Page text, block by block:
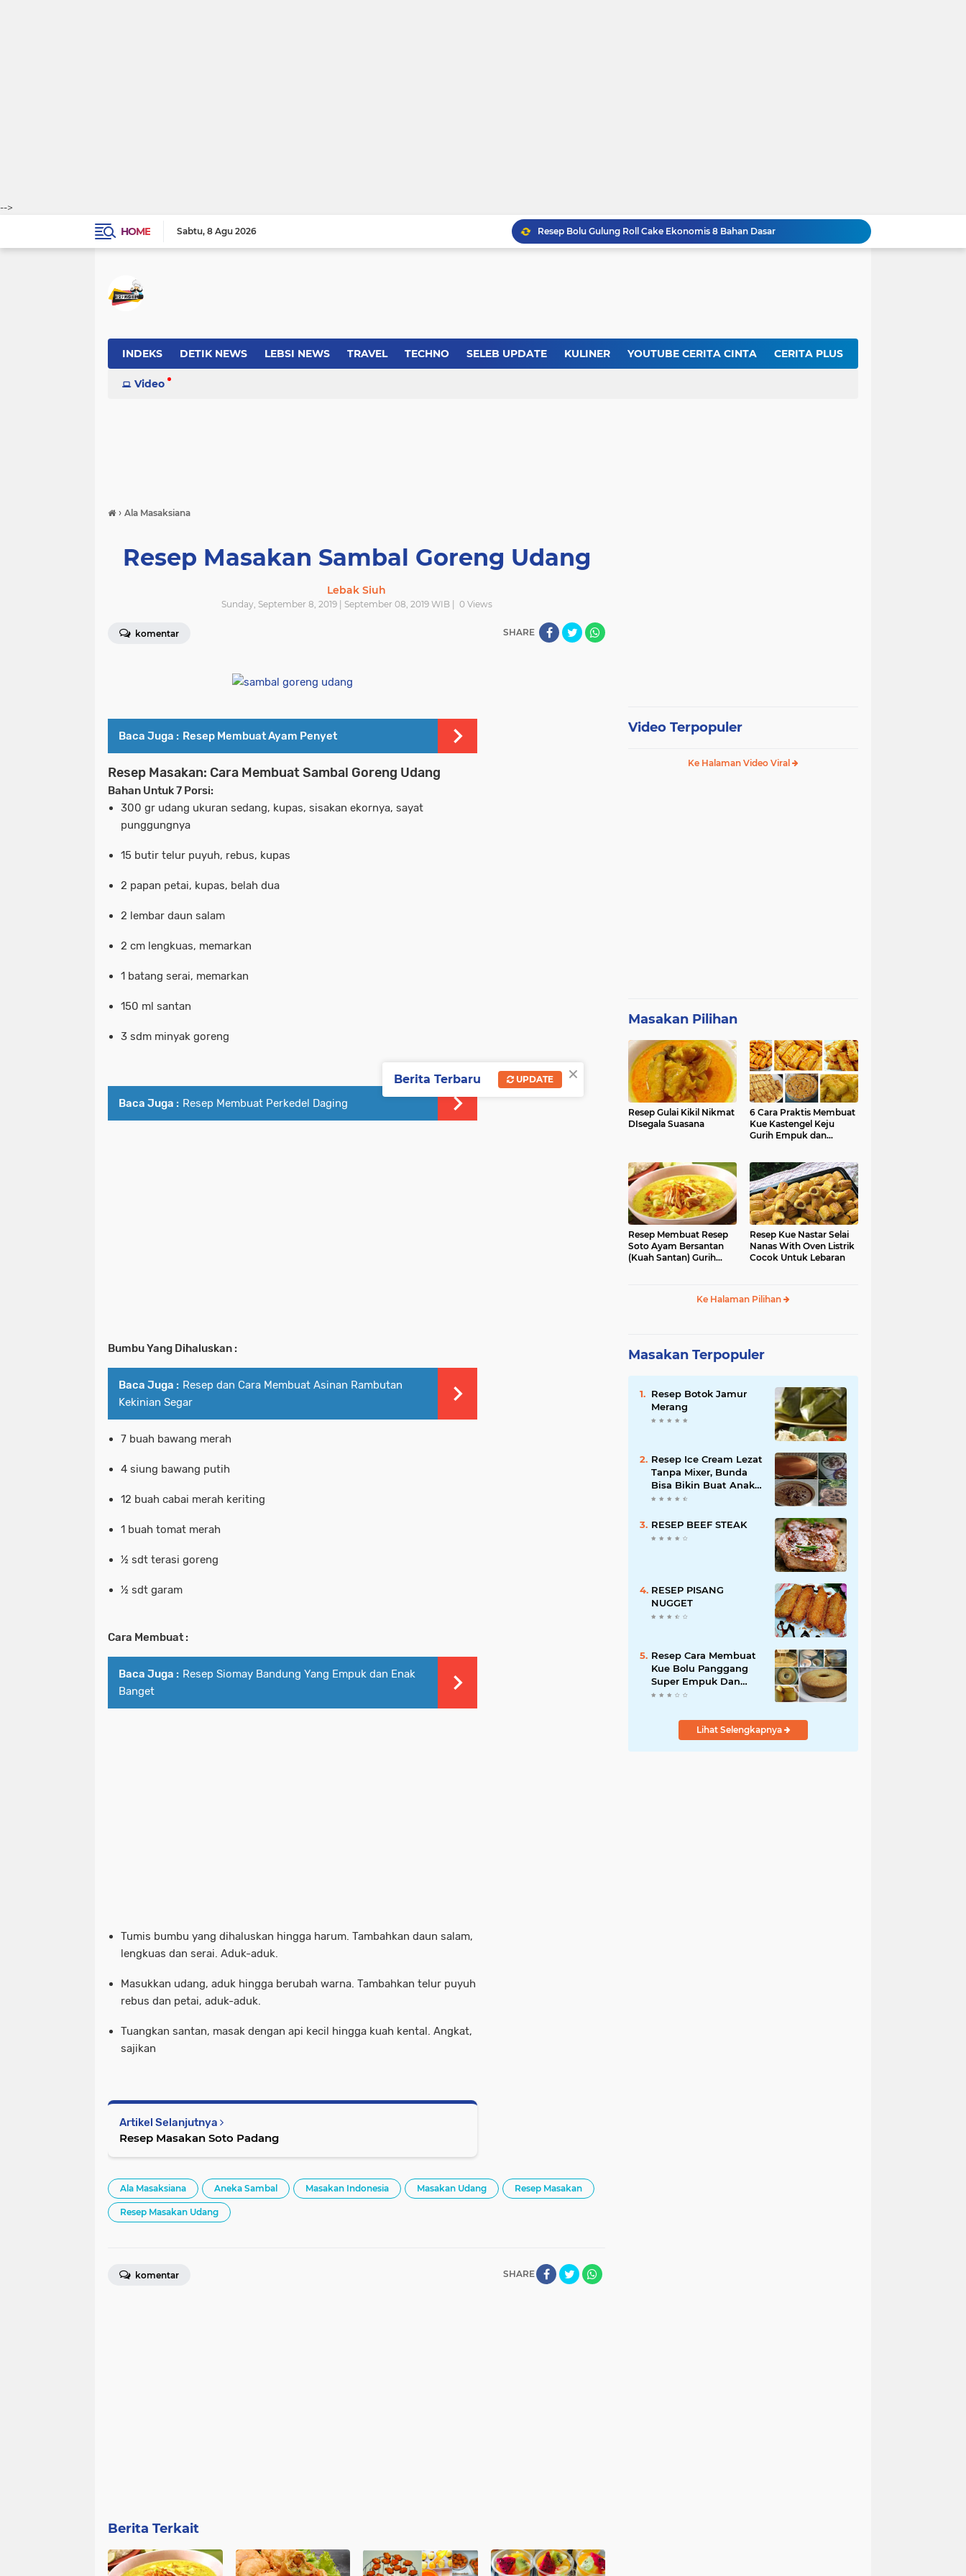
-->
HOME
Sabtu 8 Agu 2026
Resep Bolu Gulung Roll Cake Ekonomis 8 Bahan Dasar
Resep Membuat Chicken Yakiniku KFC Ueeeenak Bingit, Gampang Lagi Bikinnya
Resep Membuat Es Teler Segar Nan Menggoda Untuk Buka Puasa
Resep dan Cara Membuat Kentang Mustofa Garing dan Renyah
INDEKS DETIK NEWS LEBSI NEWS TRAVEL TECHNO SELEB UPDATE KULINER YOUTUBE CERITA CINTA CERITA PLUS
Video
› Ala Masaksiana
Resep Masakan Sambal Goreng Udang
Lebak Siuh
Sunday, September 8, 2019 | September 08, 2019 WIB | 0Views
komentar SHARE
Baca Juga : Resep Membuat Ayam Penyet
Resep Masakan: Cara Membuat Sambal Goreng Udang
Bahan Untuk 7 Porsi:
300 gr udang ukuran sedang, kupas, sisakan ekornya, sayat
punggungnya
15 butir telur puyuh, rebus, kupas
2 papan petai, kupas, belah dua
2 lembar daun salam
2 cm lengkuas, memarkan
1 batang serai, memarkan
150 ml santan
3 sdm minyak goreng
Baca Juga : Resep Membuat Perkedel Daging
Bumbu Yang Dihaluskan :
Baca Juga : Resep dan Cara Membuat Asinan Rambutan
Kekinian Segar
7 buah bawang merah
4 siung bawang putih
12 buah cabai merah keriting
1 buah tomat merah
½ sdt terasi goreng
½ sdt garam
Cara Membuat :
Baca Juga : Resep Siomay Bandung Yang Empuk dan Enak
Banget
Tumis bumbu yang dihaluskan hingga harum. Tambahkan daun salam,
lengkuas dan serai. Aduk-aduk.
Masukkan udang, aduk hingga berubah warna. Tambahkan telur puyuh
rebus dan petai, aduk-aduk.
Tuangkan santan, masak dengan api kecil hingga kuah kental. Angkat,
sajikan
Artikel Selanjutnya
Resep Masakan Soto Padang
Ala Masaksiana Aneka Sambal Masakan Indonesia Masakan Udang Resep Masakan
Resep Masakan Udang
SHARE
komentar
Berita Terkait
Video Terpopuler
Ke Halaman Video Viral
Masakan Pilihan
Resep Gulai Kikil Nikmat
DIsegala Suasana
6 Cara Praktis Membuat
Kue Kastengel Keju
Gurih Empuk dan
Resep Membuat Resep
Soto Ayam Bersantan
(Kuah Santan) Gurih
Resep Kue Nastar Selai
Nanas With Oven Listrik
Cocok Untuk Lebaran
Ke Halaman Pilihan
Masakan Terpopuler
Resep Botok Jamur
Merang
Resep Ice Cream Lezat
Tanpa Mixer, Bunda
Bisa Bikin Buat Anak-
anak
RESEP BEEF STEAK
RESEP PISANG
NUGGET
Resep Cara Membuat
Kue Bolu Panggang
Super Empuk Dan
Tekstur
Ribet !!
Lihat Selengkapnya
×
Berita Terbaru UPDATE